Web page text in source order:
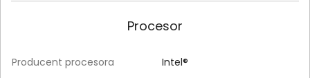
Procesor
Producent procesora Intel®